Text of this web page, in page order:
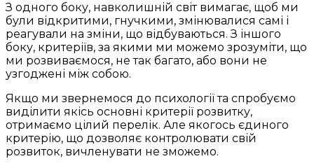
З одного боку, навколишній світ вимагає, щоб ми
були відкритими, гнучкими, змінювалися самі і
реагували на зміни, що відбуваються. З іншого
боку, критеріїв, за якими ми можемо зрозуміти, що
ми розвиваємося, не так багато, або вони не
узгоджені між собою.
Якщо ми звернемося до психології та спробуємо
виділити якісь основні критерії розвитку,
отримаємо цілий перелік. Але якогось єдиного
критерію, що дозволяє контролювати свій
розвиток, вичленувати не зможемо.